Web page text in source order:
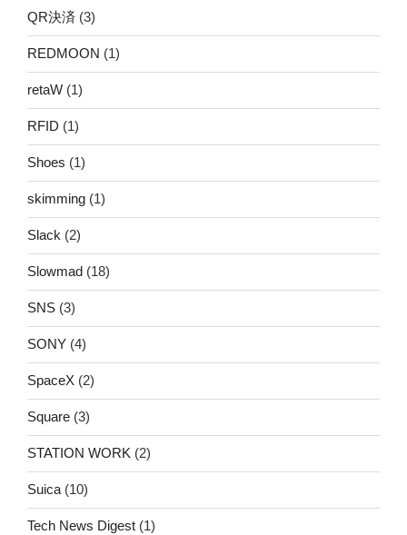
QR決済 (3)
REDMOON (1)
retaW (1)
RFID (1)
Shoes (1)
skimming (1)
Slack (2)
Slowmad (18)
SNS (3)
SONY (4)
SpaceX (2)
Square (3)
STATION WORK (2)
Suica (10)
Tech News Digest (1)